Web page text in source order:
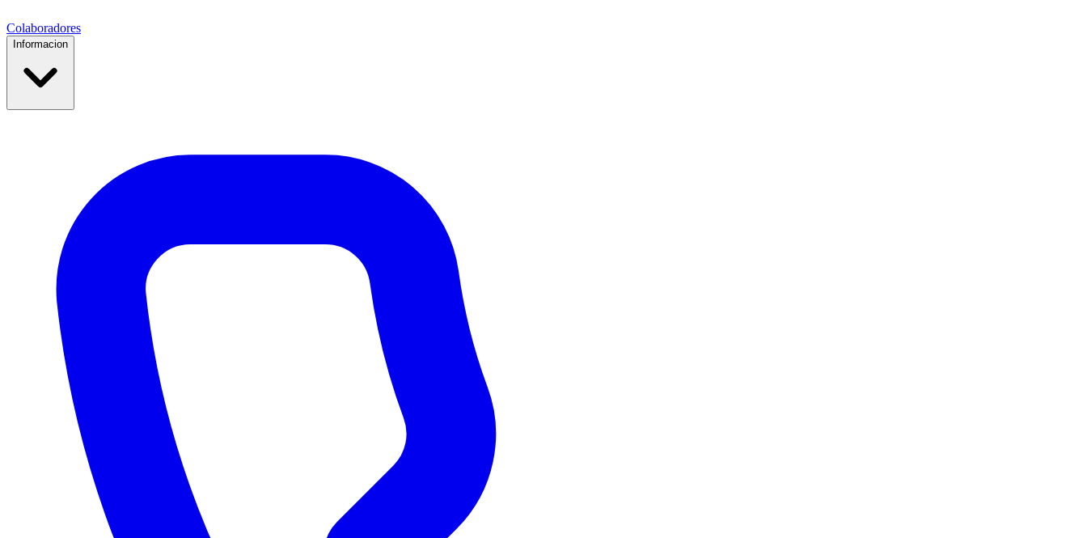
Colaboradores
Informacion